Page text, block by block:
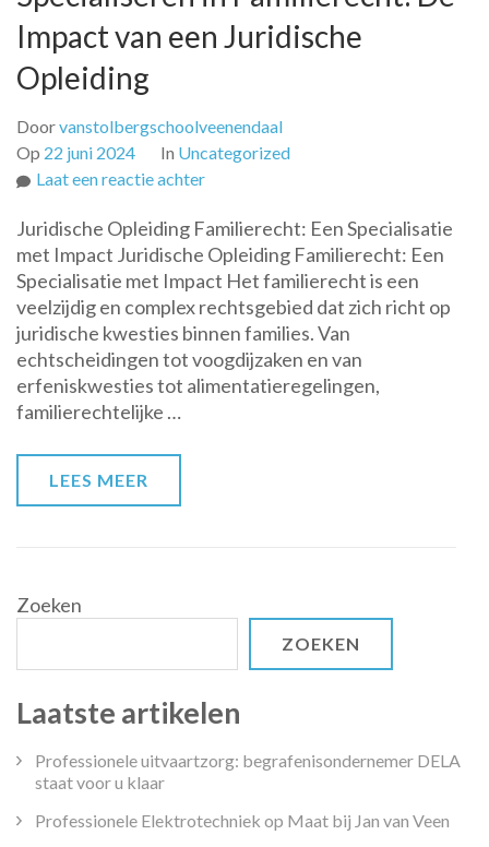
Impact van een Juridische
Opleiding
Doorvanstolbergschoolveenendaal
Op 22 juni 2024 In Uncategorized
Laat een reactie achterop
in
Familierecht:
De
Impact
van
een
Juridische
Juridische Opleiding Familierecht: Een Specialisatie
met Impact Juridische Opleiding Familierecht: Een
Specialisatie met Impact Het familierecht is een
veelzijdig en complex rechtsgebied dat zich richt op
juridische kwesties binnen families. Van
echtscheidingen tot voogdijzaken en van
erfeniskwesties tot alimentatieregelingen,
familierechtelijke …
LEES MEER
Zoeken
ZOEKEN
Laatste artikelen
Professionele uitvaartzorg: begrafenisondernemer DELA
staat voor u klaar
Professionele Elektrotechniek op Maat bij Jan van Veen